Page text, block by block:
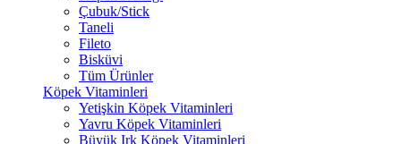
Çubuk/Stick
Taneli
Fileto
Bisküvi
Tüm Ürünler
Köpek Vitaminleri
Yetişkin Köpek Vitaminleri
Yavru Köpek Vitaminleri
Büyük Irk Köpek Vitaminleri